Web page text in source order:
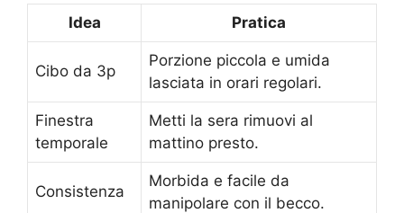
Idea Pratica
Cibo da 3p
Porzione piccola e umida
lasciata in orari regolari.
Finestra
temporale
Metti la sera rimuovi al
mattino presto.
Consistenza
Morbida e facile da
manipolare con il becco.